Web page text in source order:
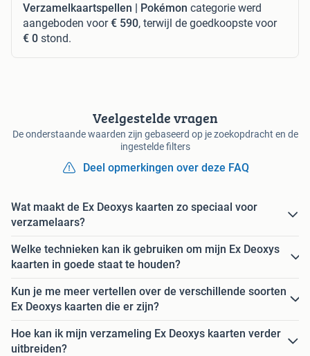
Verzamelkaartspellen | Pokémon categorie werd
aangeboden voor€ 590, terwijl de goedkoopste voor
€ 0 stond.
Veelgestelde vragen
De onderstaande waarden zijn gebaseerd op je zoekopdracht en de
ingestelde filters
Deel opmerkingen over deze FAQ
Wat maakt de Ex Deoxys kaarten zo speciaal voor
verzamelaars?
Welke technieken kan ik gebruiken om mijn Ex Deoxys
kaarten in goede staat te houden?
Kun je me meer vertellen over de verschillende soorten
Ex Deoxys kaarten die er zijn?
Hoe kan ik mijn verzameling Ex Deoxys kaarten verder
uitbreiden?